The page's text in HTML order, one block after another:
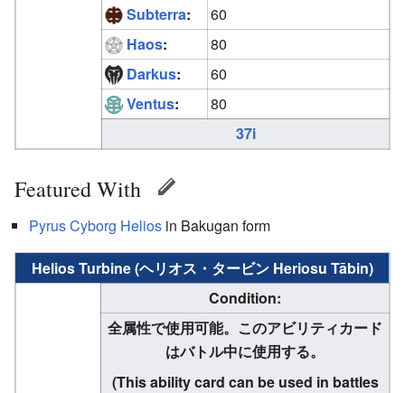
Subterra:
60
Haos:
80
Darkus:
60
Ventus:
80
37i
Featured With
PyrusCyborg Helios in Bakugan form
Helios Turbine (ヘリオス・タービン Heriosu Tābin)
Condition:
全属性で使用可能。このアビリティカード
はバトル中に使用する。
(This ability card can be used in battles